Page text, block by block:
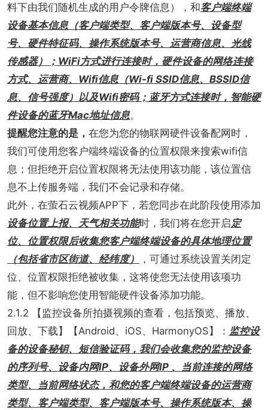
料下由我们随机生成的用户令牌信息），和客户端终端
设备基本信息（客户端类型、客户端版本号、设备型
号、硬件特征码、操作系统版本号、运营商信息、光线
传感器）；WiFi方式进行连接时，硬件设备的网络连接
方式、运营商、Wifi信息（Wi-fi SSID信息、BSSID信
息、信号强度）以及Wifi密码；蓝牙方式连接时，智能硬
件设备的蓝牙Mac地址信息。
提醒您注意的是， 在您为您的物联网硬件设备配网时，
我们可使用您客户端终端设备的位置权限来搜索wifi信
息；但拒绝开启位置权限将无法使用该功能，该位置信
息不上传服务端，我们不会记录和存储。
此外，在萤石云视频APP下，若您同步在此阶段使用添加
设备位置上报、天气相关功能时，我们将在您开启定
位、位置权限后收集您客户端终端设备的具体地理位置
（包括省市区街道、经纬度）
，可通过系统设置关闭定
位、位置权限拒绝被收集，这将使您无法使用该项功
能，但不影响您使用智能硬件设备添加功能。
2.1.2 【监控设备所拍摄视频的查看，包括预览、播放、
回放、下载】【Android、iOS、HarmonyOS】： 监控设
备的设备秘钥、短信验证码，我们会收集您的监控设备
的序列号、设备内网IP、设备外网IP 、当前连接的网络
类型、当前网络状态，和您的客户端终端设备的运营商
类型、客户端类型、客户端版本号、操作系统版本、操